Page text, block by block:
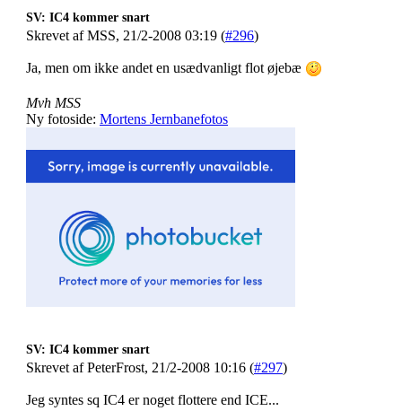
SV: IC4 kommer snart
Skrevet af MSS, 21/2-2008 03:19 (#296)
Ja, men om ikke andet en usædvanligt flot øjebæ
Mvh MSS
Ny fotoside: Mortens Jernbanefotos
SV: IC4 kommer snart
Skrevet af PeterFrost, 21/2-2008 10:16 (#297)
Jeg syntes sq IC4 er noget flottere end ICE...